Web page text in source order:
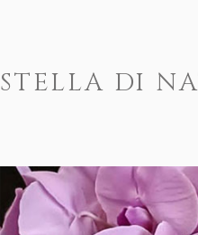
STELLA DI